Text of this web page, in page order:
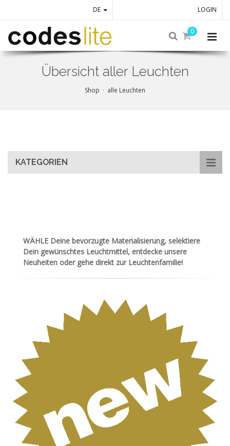
LOGIN
DE
0
Übersicht aller Leuchten
Shop alle Leuchten
KATEGORIEN
WÄHLE Deine bevorzugte Materialisierung, selektiere
Dein gewünschtes Leuchtmittel, entdecke unsere
Neuheiten oder gehe direkt zur Leuchtenfamilie!